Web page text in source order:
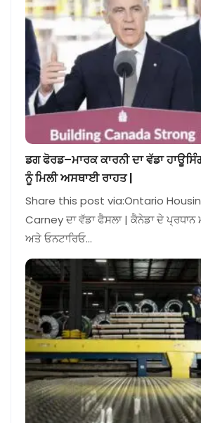
ਡਗ ਫੋਰਡ–ਮਾਰਕ ਕਾਰਨੀ ਦਾ ਵੱਡਾ
ਨੂੰ ਮਿਲੀ ਅਸਥਾਈ ਰਾਹਤ |
Share this post via:Ontario
Carney ਦਾ ਵੱਡਾ ਫੈਸਲਾ | ਕੈਨੇਡਾ ਦੇ
ਅਤੇ ਓਨਟਾਰਿਓ…